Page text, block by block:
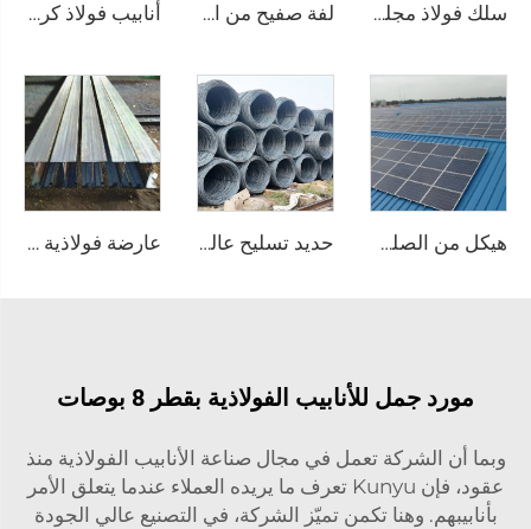
سلك فولاذ مجلفن (سلك GI) وقضيب سلك لفة صفيح من الفولاذ المقاوم للصدأ، لوحة فولاذية من الصلب المقاوم للصدأ أنابيب فولاذ كربوني مزودة من المصنع بأنابيب مستديرة ملحومة
هيكل من الصلب الكربوني حديد تسليح عالي الجودة من الصلب الكربوني عارضة فولاذية مغلفنة من الصلب A36
مورد جمل للأنابيب الفولاذية بقطر 8 بوصات
وبما أن الشركة تعمل في مجال صناعة الأنابيب الفولاذية منذ
عقود، فإن Kunyu تعرف ما يريده العملاء عندما يتعلق الأمر
بأنابيبهم. وهنا تكمن تميّز الشركة، في التصنيع عالي الجودة